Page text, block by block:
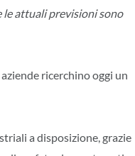
le attuali previsioni sono
ricerchino oggi un
a disposizione, grazie